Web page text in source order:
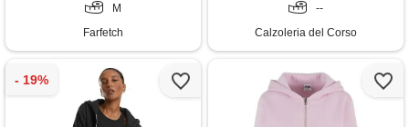
M
Farfetch
--
Calzoleria del Corso